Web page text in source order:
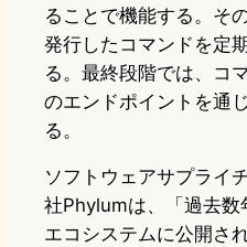
ることで機能する。そ
発行したコマンドを定
る。最終段階では、コ
のエンドポイントを通
る。
ソフトウェアサプライ
社Phylumは、「過去数
エコシステムに公開さ